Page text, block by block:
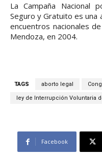
La Campaña Nacional
Seguro y Gratuito es una
encuentros nacionales
Mendoza, en 2004.
TAGS aborto legal
ley de Interrupción Voluntaria
Facebook